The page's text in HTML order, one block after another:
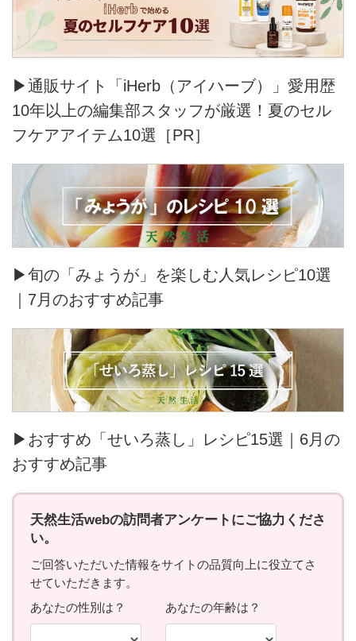
▶通販サイト「iHerb（アイハーブ）」愛用歴
10年以上の編集部スタッフが厳選！夏のセル
フケアアイテム10選［PR］
▶旬の「みょうが」を楽しむ人気レシピ10選
｜7月のおすすめ記事
▶おすすめ「せいろ蒸し」レシピ15選｜6月の
おすすめ記事